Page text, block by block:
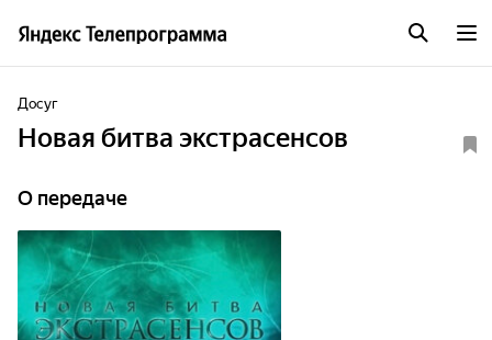
Досуг
Новая битва экстрасенсов
О передаче